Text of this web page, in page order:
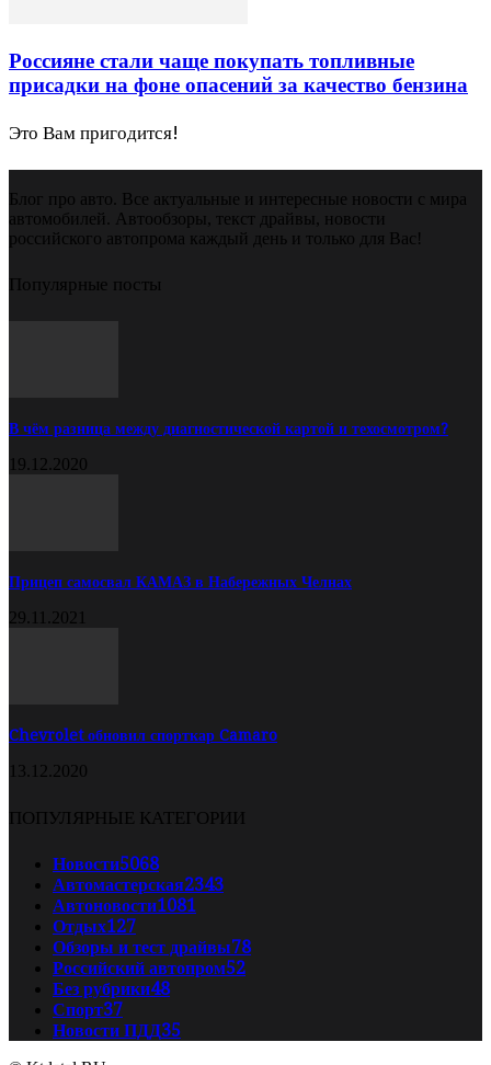
Россияне стали чаще покупать топливные
присадки на фоне опасений за качество бензина
Это Вам пригодится!
Блог про авто. Все актуальные и интересные новости с мира
автомобилей. Автообзоры, текст драйвы, новости
российского автопрома каждый день и только для Вас!
Популярные посты
В чём разница между диагностической картой и техосмотром?
19.12.2020
Прицеп самосвал КАМАЗ в Набережных Челнах
29.11.2021
Chevrolet обновил спорткар Camaro
13.12.2020
ПОПУЛЯРНЫЕ КАТЕГОРИИ
Новости5068
Автомастерская2343
Автоновости1081
Отдых127
Обзоры и тест драйвы78
Российский автопром52
Без рубрики48
Спорт37
Новости ПДД35